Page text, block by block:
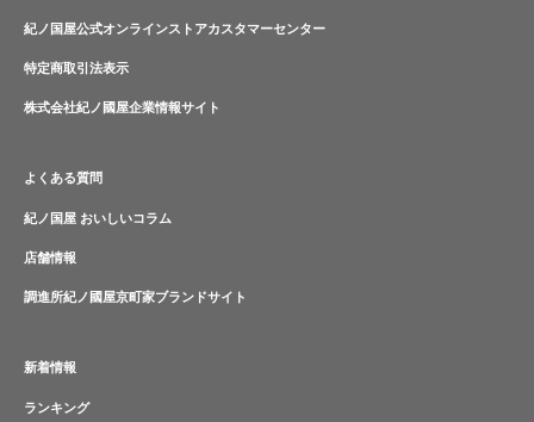
紀ノ国屋公式オンラインストアカスタマーセンター
特定商取引法表示
株式会社紀ノ國屋企業情報サイト
よくある質問
紀ノ国屋 おいしいコラム
店舗情報
調進所紀ノ國屋京町家ブランドサイト
新着情報
ランキング